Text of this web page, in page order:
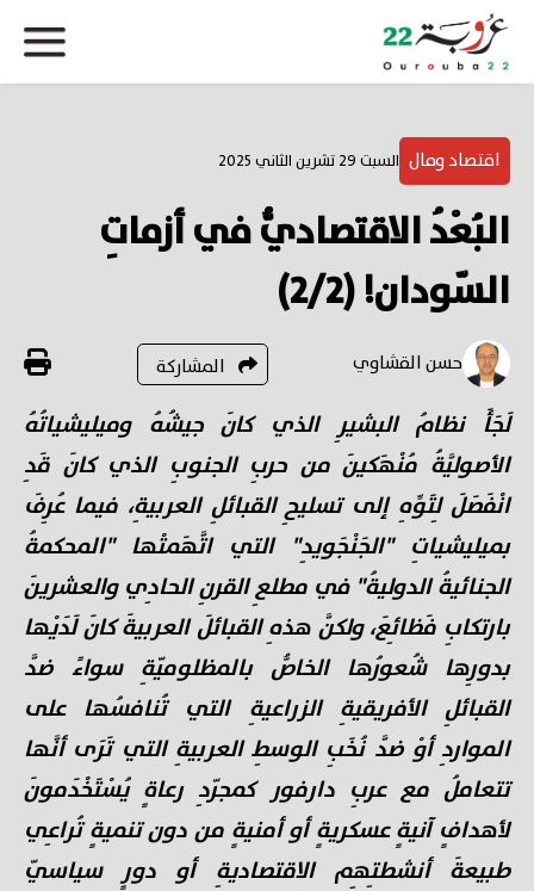
اقتصاد ومال السبت 29 تشرين الثاني 2025
البُعْدُ الاقتصاديُّ في أزماتِ
السّودان! (2/2)
حسن القشاوي المشاركة
لَجَأَ نظامُ البشيرِ الذي كانَ جيشُهُ وميليشياتُهُ
الأصوليَّةُ مُنْهَكينَ من حربِ الجنوبِ الذي كانَ قَدِ
انْفَصَلَ لِتَوِّهِ إلى تسليحِ القبائلِ العربيةِ، فيما عُرِفَ
بميليشياتِ "الجَنْجَويدِ" التي اتَّهَمتْها "المحكمةُ
الجنائيةُ الدوليةُ" في مطلعِ القرنِ الحادِي والعشرينَ
بارتكابِ فَظائِعَ، ولكنَّ هذهِ القبائلَ العربيةَ كانَ لَدَيْها
بدورِها شُعورُها الخاصُّ بالمظلوميّةِ سواءً ضدَّ
القبائلِ الأفريقيةِ الزراعيةِ التي تُنافسُها على
المواردِ أوْ ضدَّ نُخَبِ الوسطِ العربيةِ التي تَرَى أنَّها
تتعاملُ مع عربِ دارفور كمجرّدِ رعاةٍ يُسْتَخْدَمونَ
لأهدافٍ آنيةٍ عسكريةٍ أو أمنيةٍ من دون تنميةٍ تُراعِي
طبيعةَ أنشطتِهِم الاقتصاديةِ أو دورٍ سياسيّ